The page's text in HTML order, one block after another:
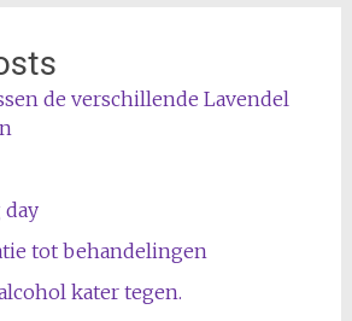
de verschillende Lavendel
day
tot behandelingen
kater tegen.